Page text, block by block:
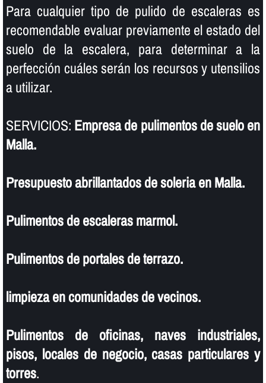
Para cualquier tipo de pulido de escaleras es
recomendable evaluar previamente el estado del
suelo de la escalera, para determinar a la
perfección cuáles serán los recursos y utensilios
a utilizar.
SERVICIOS: Empresa de pulimentos de suelo en
Malla.
Presupuesto abrillantados de soleria en Malla.
Pulimentos de escaleras marmol.
Pulimentos de portales de terrazo.
limpieza en comunidades de vecinos.
Pulimentos de oficinas, naves industriales,
pisos, locales de negocio, casas particulares y
torres.